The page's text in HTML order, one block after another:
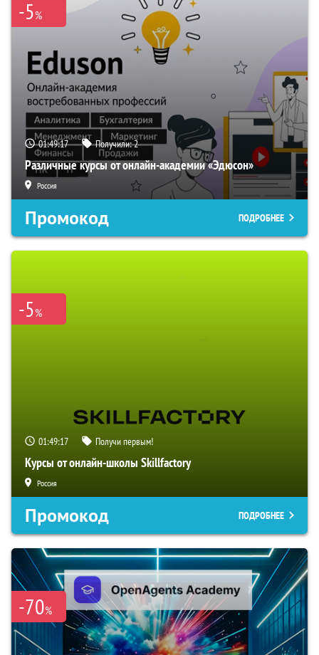
-5%
01:49:16 Получили:2
Различные курсы от онлайн-академии «Эдюсон»
Россия
Промокод ПОДРОБНЕЕ
-5%
01:49:16 Получи первым!
Курсы от онлайн-школы Skillfactory
Россия
Промокод ПОДРОБНЕЕ
-70%